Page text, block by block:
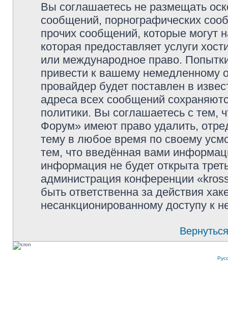
Вы соглашаетесь не размещать
сообщений, порнографических
прочих сообщений, которые могут
которая предоставляет услуги
или международное право.
привести к вашему немедленному
провайдер будет поставлен в
адреса всех сообщений
политики. Вы соглашаетесь с тем,
Форум» имеют право удалить,
тему в любое время по своему
тем, что введённая вами
информация не будет открыта
администрация конференции
быть ответственна за действия
несанкционированному доступу к